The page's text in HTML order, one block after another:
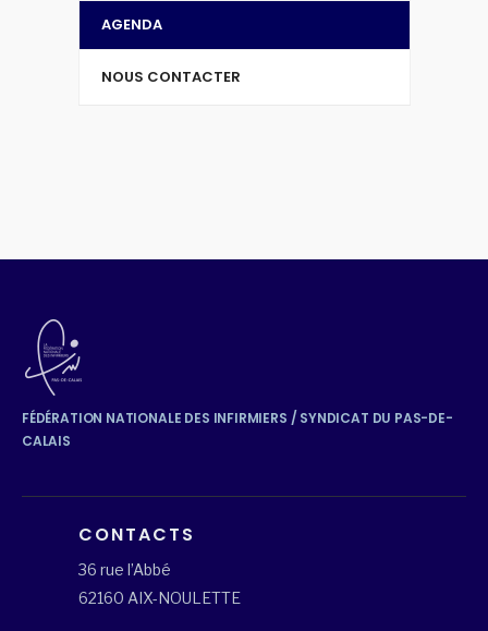
AGENDA
NOUS CONTACTER
FÉDÉRATION NATIONALE DES INFIRMIERS / SYNDICAT DU PAS-DE-
CALAIS
CONTACTS
36 rue l’Abbé
62160 AIX-NOULETTE